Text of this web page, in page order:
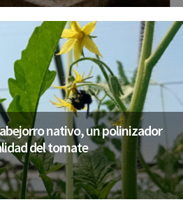
nativo, un polinizador
del tomate